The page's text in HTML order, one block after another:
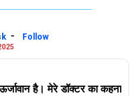
हैं।
है और बेचैनी को कम करती है।
के माध्यम से, बच्चे
सीखते हैं, जिससे गुस्सा कम
-
Follow
है। मेरे डॉक्टर का कहना